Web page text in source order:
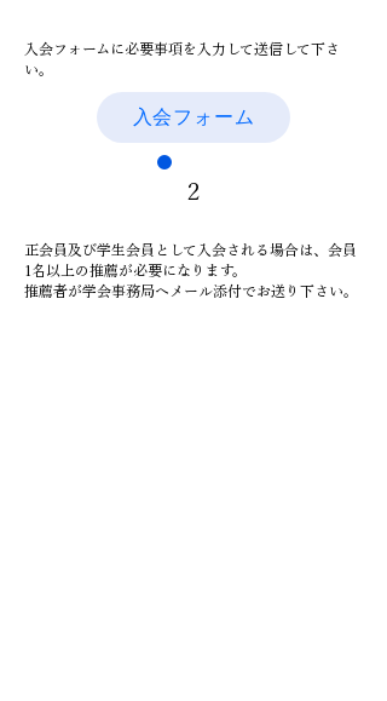
入会フォームに必要事項を入力して送信して下さ
い。
入会フォーム
2
正会員及び学生会員として入会される場合は、会員
1名以上の推薦が必要になります。
​推薦者が学会事務局へメール添付でお送り下さい。